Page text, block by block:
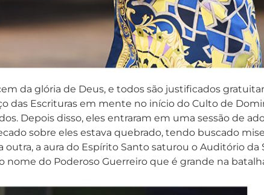
da glória de Deus, e todos são justificados
das Escrituras em mente no início do Culto de
Depois disso, eles entraram em uma sessão de
sobre eles estava quebrado, tendo buscado
a aura do Espírito Santo saturou o Auditório
nome do Poderoso Guerreiro que é grande na